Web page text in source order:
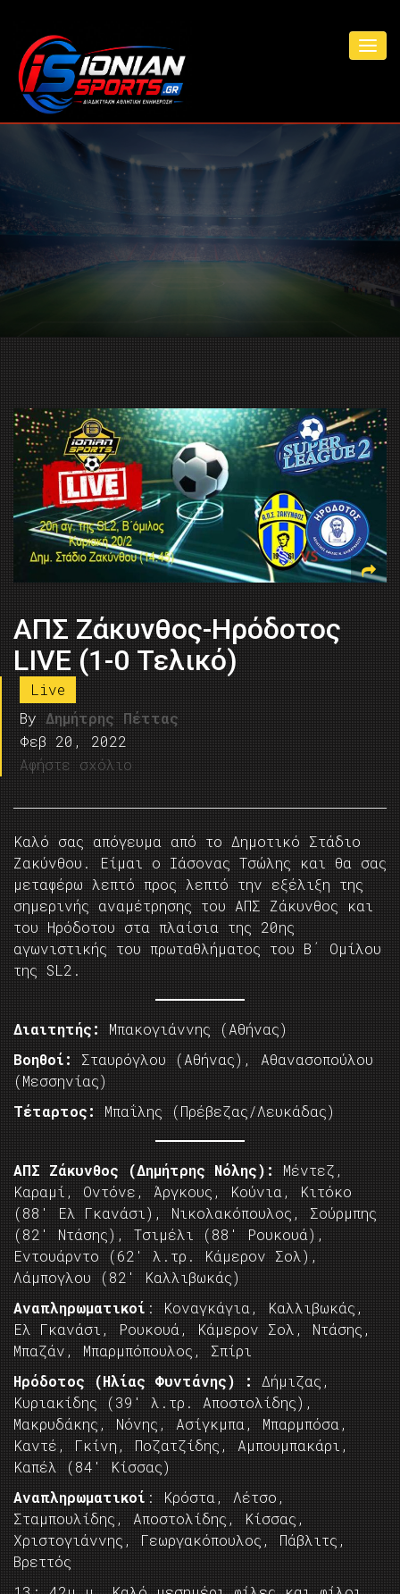
ΑΠΣ Ζάκυνθος-Ηρόδοτος
LIVE (1-0 Τελικό)
Live
By Δημήτρης Πέττας
Φεβ 20, 2022
Αφήστε σχόλιο
Καλό σας απόγευμα από το Δημοτικό Στάδιο
Ζακύνθου. Είμαι ο Ιάσονας Τσώλης και θα σας
μεταφέρω λεπτό προς λεπτό την εξέλιξη της
σημερινής αναμέτρησης του ΑΠΣ Ζάκυνθος και
του Ηρόδοτου στα πλαίσια της 20ης
αγωνιστικής του πρωταθλήματος του Β΄ Ομίλου
της SL2.
Διαιτητής:
Μπακογιάννης (Αθήνας)
Βοηθοί: Σταυρόγλου (Αθήνας), Αθανασοπούλου
(Μεσσηνίας)
Τέταρτος:
Μπαΐλης (Πρέβεζας/Λευκάδας)
ΑΠΣ Ζάκυνθος (Δημήτρης Νόλης): Μέντεζ,
Καραμί, Οντόνε, Άργκους, Κούνια, Κιτόκο
(88′ Ελ Γκανάσι), Νικολακόπουλος, Σούρμπης
(82′ Ντάσης), Τσιμέλι (88′ Ρουκουά),
Εντουάρντο (62′ λ.τρ. Κάμερον Σολ),
Λάμπογλου (82′ Καλλιβωκάς)
Αναπληρωματικοί : Κοναγκάγια, Καλλιβωκάς,
Ελ Γκανάσι, Ρουκουά, Κάμερον Σολ, Ντάσης,
Μπαζάν, Μπαρμπόπουλος, Σπίρι
Hρόδοτος (Ηλίας Φυντάνης) : Δήμιζας,
Κυριακίδης (39′ λ.τρ. Αποστολίδης),
Μακρυδάκης, Νόνης, Ασίγκμπα, Μπαρμπόσα,
Καντέ, Γκίνη, Ποζατζίδης, Αμπουμπακάρι,
Καπέλ (84′ Κίσσας)
Αναπληρωματικοί : Κρόστα, Λέτσο,
Σταμπουλίδης, Αποστολίδης, Κίσσας,
Χριστογιάννης, Γεωργακόπουλος, Πάβλιτς,
Βρεττός